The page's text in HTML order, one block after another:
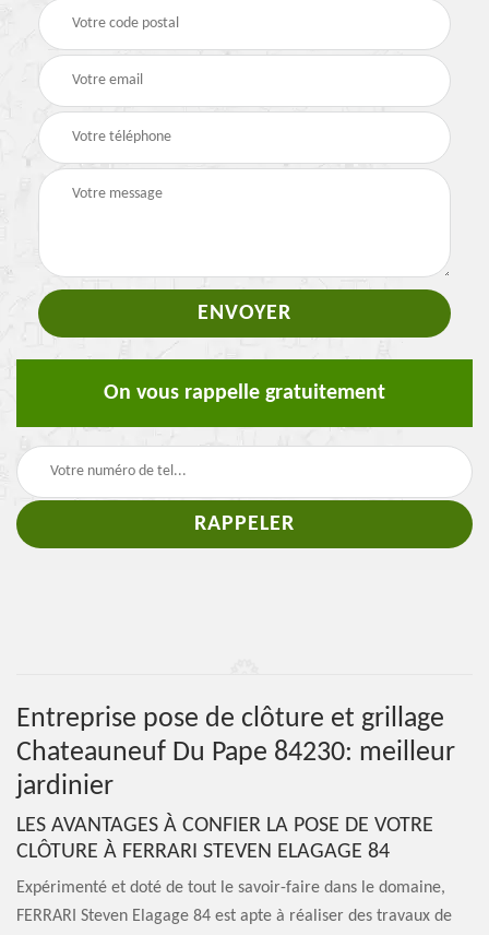
On vous rappelle gratuitement
Entreprise pose de clôture et grillage
Chateauneuf Du Pape 84230: meilleur
jardinier
LES AVANTAGES À CONFIER LA POSE DE VOTRE
CLÔTURE À FERRARI STEVEN ELAGAGE 84
Expérimenté et doté de tout le savoir-faire dans le domaine,
FERRARI Steven Elagage 84 est apte à réaliser des travaux de